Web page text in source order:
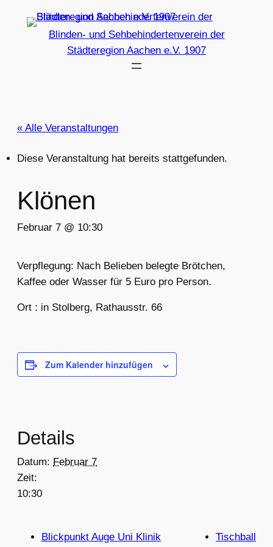
Blinden- und Sehbehindertenverein der
Städteregion Aachen e.V. 1907
« Alle Veranstaltungen
Diese Veranstaltung hat bereits stattgefunden.
Klönen
Februar 7 @ 10:30
Verpflegung: Nach Belieben belegte Brötchen,
Kaffee oder Wasser für 5 Euro pro Person.
Ort : in Stolberg, Rathausstr. 66
Zum Kalender hinzufügen
Details
Datum: Februar 7
Zeit:
10:30
Blickpunkt Auge Uni Klinik Tischball